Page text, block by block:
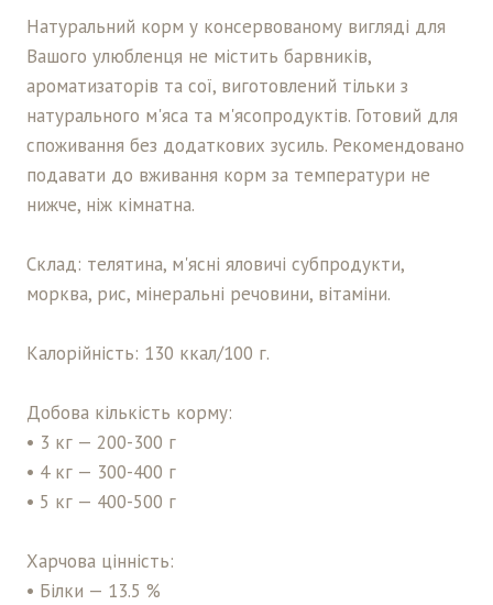
Натуральний корм у консервованому вигляді для
Вашого улюбленця не містить барвників,
ароматизаторів та сої, виготовлений тільки з
натурального м'яса та м'ясопродуктів. Готовий для
споживання без додаткових зусиль. Рекомендовано
подавати до вживання корм за температури не
нижче, ніж кімнатна.
Склад: телятина, м'ясні яловичі субпродукти,
морква, рис, мінеральні речовини, вітаміни.
Калорійність: 130 ккал/100 г.
Добова кількість корму:
• 3 кг — 200-300 г
• 4 кг — 300-400 г
• 5 кг — 400-500 г
Харчова цінність:
• Білки — 13.5 %